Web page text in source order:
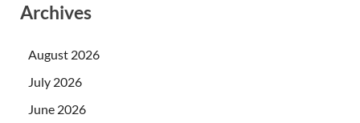
Archives
August 2026
July 2026
June 2026